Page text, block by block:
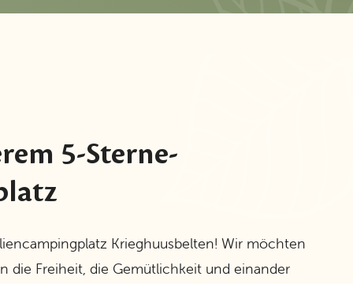
5-Sterne-
Krieghuusbelten! Wir möchten
die Freiheit, die Gemütlichkeit und einander